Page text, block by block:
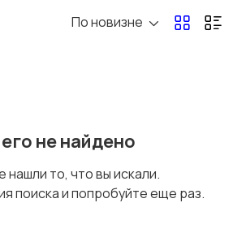
Запчасти
По новизне
не найдено
нашли то, что вы искали.
поиска и попробуйте еще раз.